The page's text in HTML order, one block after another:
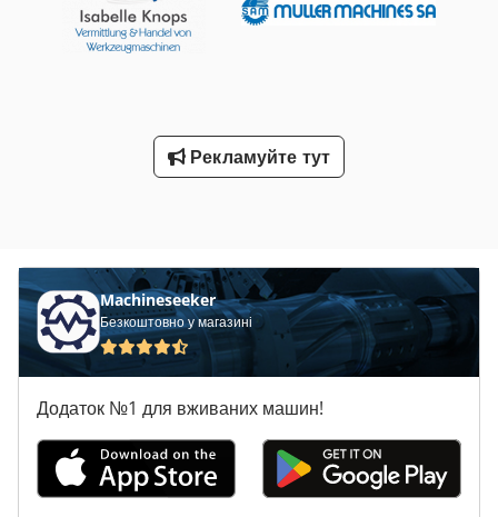
Рекламуйте тут
Machineseeker
Безкоштовно у магазині
Додаток №1 для вживаних машин!